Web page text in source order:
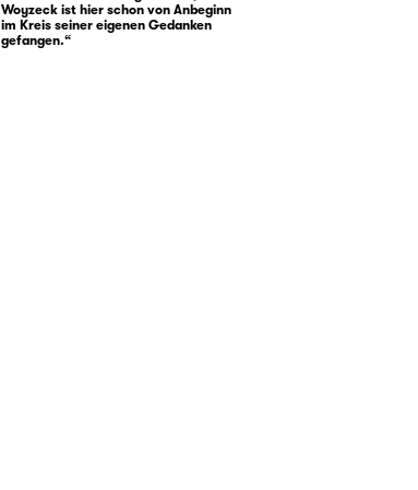
Woyzeck ist hier schon von Anbeginn
im Kreis seiner eigenen Gedanken
gefangen.“